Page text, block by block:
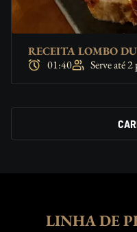
RECEITA LOMBO
01:40
Serve até 2
LINHA DE